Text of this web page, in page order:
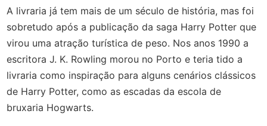
A livraria já tem mais de um século de história, mas foi
sobretudo após a publicação da saga Harry Potter que
virou uma atração turística de peso. Nos anos 1990 a
escritora J. K. Rowling morou no Porto e teria tido a
livraria como inspiração para alguns cenários clássicos
de Harry Potter, como as escadas da escola de
bruxaria Hogwarts.